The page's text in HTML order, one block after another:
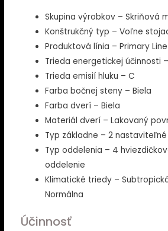
Skupina výrobkov – Skriňová
Konštrukčný typ – Voľne
Produktová línia – Primary Line
Trieda energetickej účinnosti
Trieda emisií hluku – C
Farba bočnej steny – Biela
Farba dverí – Biela
Materiál dverí – Lakovaný
Typ základne – 2 nastaviteľné
Typ oddelenia – 4
oddelenie
Klimatické triedy –
Normálna
Účinnosť